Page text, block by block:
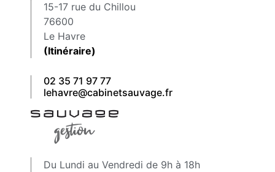
15-17 rue du Chillou
76600
Le Havre
(Itinéraire)
02 35 71 97 77
lehavre@cabinetsauvage.fr
Du Lundi au Vendredi de 9h à 18h